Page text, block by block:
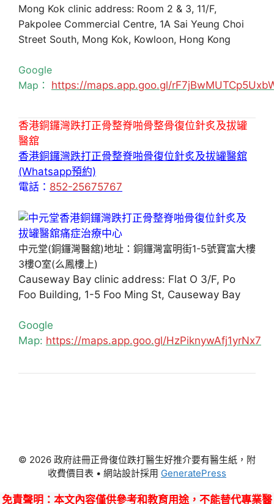
Mong Kok clinic address: Room 2 & 3, 11/F,
Pakpolee Commercial Centre, 1A Sai Yeung Choi
Street South, Mong Kok, Kowloon, Hong Kong
Google
Map： https://maps.app.goo.gl/
香港銅鑼灣跌打正骨整脊啪骨整骨復位針炙及拔罐
醫舘
香港銅鑼灣跌打正骨整脊啪骨復位針炙及拔罐醫舘
(Whatsapp預約)
電話： 852-25675767
中元堂(銅鑼灣醫舘)地址：銅鑼灣富明街1-5號寶富大樓
3樓O室(么鳳樓上)
Causeway Bay clinic address: Flat O 3/F, Po
Foo Building, 1-5 Foo Ming St, Causeway Bay
Google
Map: https://maps.app.goo.gl/HzPiknywAfj1yrNx7
© 2026 政府註冊正骨復位跌打醫生好推介要有醫生紙，附
收費價目表 • 網站設計採用 GeneratePress
免責聲明 ：本文內容僅供參考和教育用途，不能替代專業醫